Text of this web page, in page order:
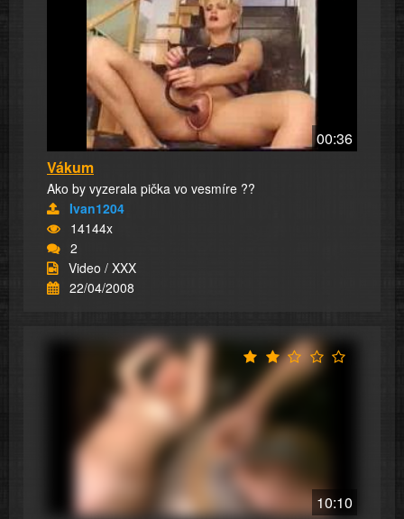
00:36
Vákum
Ako by vyzerala pička vo vesmíre ??
Ivan1204
14144x
2
Video / XXX
22/04/2008
10:10